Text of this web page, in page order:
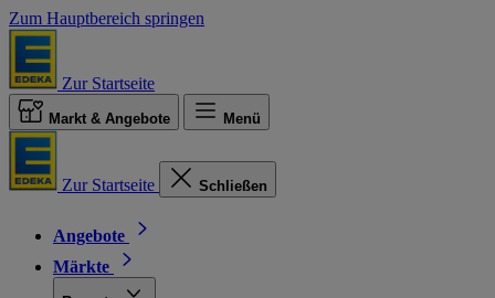
Zum Hauptbereich springen
Zur Startseite
Markt & Angebote Menü
Zur Startseite Schließen
Angebote
Märkte